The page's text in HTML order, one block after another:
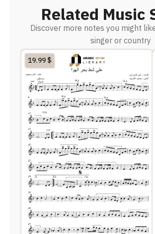
Related Music
Discover more notes you might
singer or country
19.99$